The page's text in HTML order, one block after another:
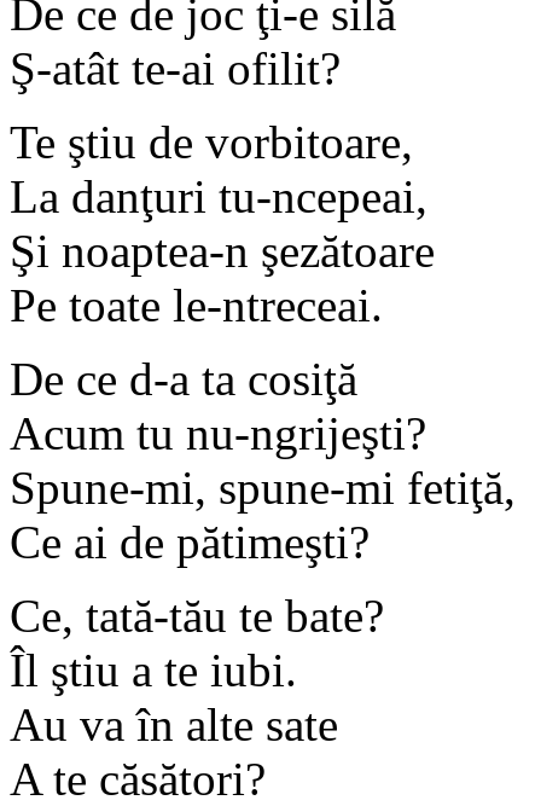
De ce de joc ţi-e silă
Ş-atât te-ai ofilit?
Te ştiu de vorbitoare,
La danţuri tu-ncepeai,
Şi noaptea-n şezătoare
Pe toate le-ntreceai.
De ce d-a ta cosiţă
Acum tu nu-ngrijeşti?
Spune-mi, spune-mi fetiţă,
Ce ai de pătimeşti?
Ce, tată-tău te bate?
Îl ştiu a te iubi.
Au va în alte sate
A te căsători?